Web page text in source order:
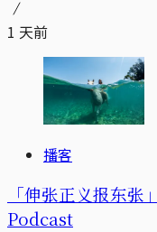
1 天前
播客
「伸张正义报东
Podcast